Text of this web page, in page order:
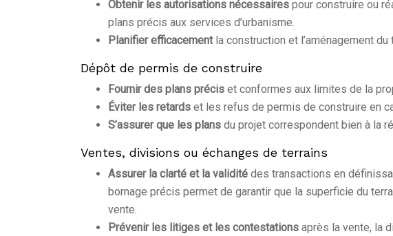
Obtenir les autorisations nécessaires pour construire ou
plans précis aux services d’urbanisme.
Planifier efficacement la construction et l’aménagement
Dépôt de permis de construire
Fournir des plans précis et conformes aux limites de la
Éviter les retards et les refus de permis de construire en
S’assurer que les plans du projet correspondent bien à la
Ventes, divisions ou échanges de terrains
Assurer la clarté et la validité des transactions en
bornage précis permet de garantir que la superficie du
vente.
Prévenir les litiges et les contestations après la vente, la